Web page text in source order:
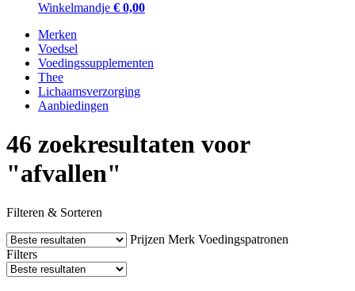
Winkelmandje € 0,00
Merken
Voedsel
Voedingssupplementen
Thee
Lichaamsverzorging
Aanbiedingen
46 zoekresultaten voor
"afvallen"
Filteren & Sorteren
Prijzen Merk Voedingspatronen
Filters